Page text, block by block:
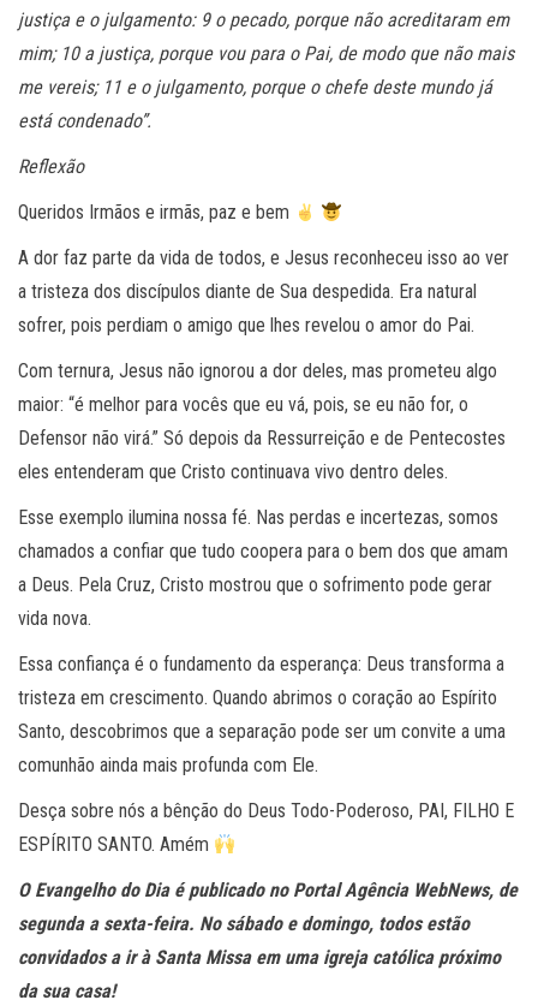
justiça e o julgamento: 9 o pecado, porque não acreditaram em
mim; 10 a justiça, porque vou para o Pai, de modo que não mais
me vereis; 11 e o julgamento, porque o chefe deste mundo já
está condenado”.
Reflexão
Queridos Irmãos e irmãs, paz e bem
A dor faz parte da vida de todos, e Jesus reconheceu isso ao ver
a tristeza dos discípulos diante de Sua despedida. Era natural
sofrer, pois perdiam o amigo que lhes revelou o amor do Pai.
Com ternura, Jesus não ignorou a dor deles, mas prometeu algo
maior: “é melhor para vocês que eu vá, pois, se eu não for, o
Defensor não virá.” Só depois da Ressurreição e de Pentecostes
eles entenderam que Cristo continuava vivo dentro deles.
Esse exemplo ilumina nossa fé. Nas perdas e incertezas, somos
chamados a confiar que tudo coopera para o bem dos que amam
a Deus. Pela Cruz, Cristo mostrou que o sofrimento pode gerar
vida nova.
Essa confiança é o fundamento da esperança: Deus transforma a
tristeza em crescimento. Quando abrimos o coração ao Espírito
Santo, descobrimos que a separação pode ser um convite a uma
comunhão ainda mais profunda com Ele.
Desça sobre nós a bênção do Deus Todo-Poderoso, PAI, FILHO E
ESPÍRITO SANTO. Amém
O Evangelho do Dia é publicado no Portal Agência WebNews, de
segunda a sexta-feira. No sábado e domingo, todos estão
convidados a ir à Santa Missa em uma igreja católica próximo
da sua casa!